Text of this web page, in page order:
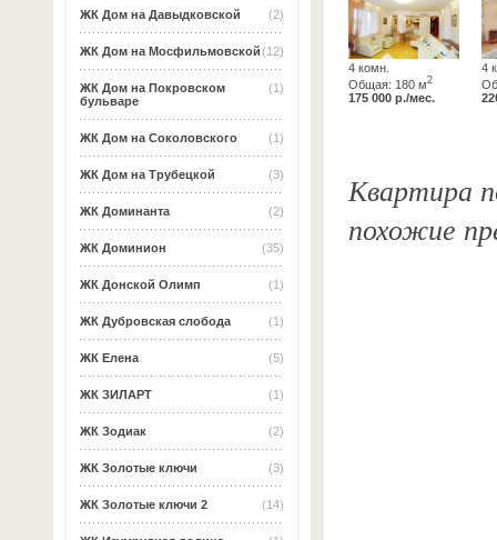
(2)
ЖК Дом на Давыдковской
(12)
ЖК Дом на Мосфильмовской
(1)
ЖК Дом на Покровском
бульваре
(1)
ЖК Дом на Соколовского
(3)
ЖК Дом на Трубецкой
(2)
ЖК Доминанта
(35)
ЖК Доминион
(1)
ЖК Донской Олимп
(1)
ЖК Дубровская слобода
(5)
ЖК Елена
(1)
ЖК ЗИЛАРТ
(2)
ЖК Зодиак
(3)
ЖК Золотые ключи
(14)
ЖК Золотые ключи 2
4 комн.
Общая: 180 м2
175 000 р./мес.
4
Квартира
похожие